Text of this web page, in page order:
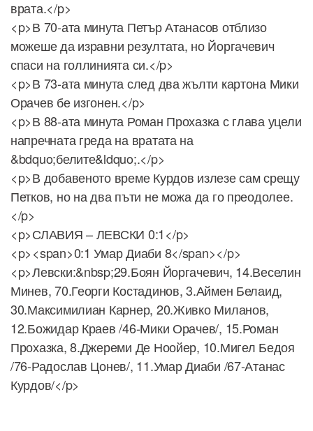
врата.</p>
<p>В 70-ата минута Петър Атанасов отблизо
можеше да изравни резултата, но Йоргачевич
спаси на голлинията си.</p>
<p>В 73-ата минута след два жълти картона Мики
Орачев бе изгонен.</p>
<p>В 88-ата минута Роман Прохазка с глава уцели
напречната греда на вратата на
&bdquo;белите&ldquo;.</p>
<p>В добавеното време Курдов излезе сам срещу
Петков, но на два пъти не можа да го преодолее.
</p>
<p>СЛАВИЯ – ЛЕВСКИ 0:1</p>
<p><span>0:1 Умар Диаби 8</span></p>
<p>Левски:&nbsp;29.Боян Йоргачевич, 14.Веселин
Минев, 70.Георги Костадинов, 3.Аймен Белаид,
30.Максимилиан Карнер, 20.Живко Миланов,
12.Божидар Краев /46-Мики Орачев/, 15.Роман
Прохазка, 8.Джереми Де Ноойер, 10.Мигел Бедоя
/76-Радослав Цонев/, 11.Умар Диаби /67-Атанас
Курдов/</p>